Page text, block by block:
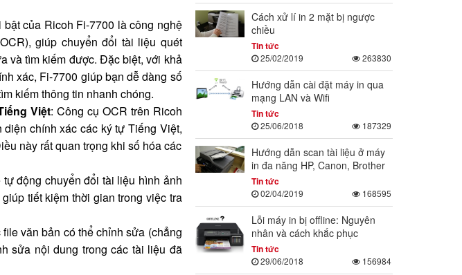
của Ricoh Fi-7700 là công nghệ
giúp chuyển đổi tài liệu quét
và tìm kiếm được. Đặc biệt, với khả
xác, Fi-7700 giúp bạn dễ dàng số
kiếm thông tin nhanh chóng.
Việt: Công cụ OCR trên Ricoh
chính xác các ký tự Tiếng Việt,
này rất quan trọng khi số hóa các
động chuyển đổi tài liệu hình ảnh
tiết kiệm thời gian trong việc tra
văn bản có thể chỉnh sửa (chẳng
sửa nội dung trong các tài liệu đã
Cách xử lí in 2 mặt bị ngược
chiều
Tin tức
25/02/2019 263830
Hướng dẫn cài đặt máy in qua
mạng LAN và Wifi
Tin tức
25/06/2018 187329
Hướng dẫn scan tài liệu ở máy
in đa năng HP, Canon, Brother
Tin tức
02/04/2019 168595
Lỗi máy in bị offline: Nguyên
nhân và cách khắc phục
Tin tức
29/06/2018 156984